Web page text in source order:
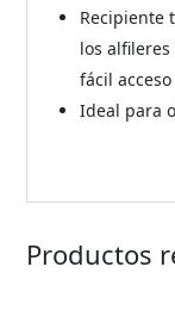
Recipiente
los
fácil acceso
Ideal para
Productos